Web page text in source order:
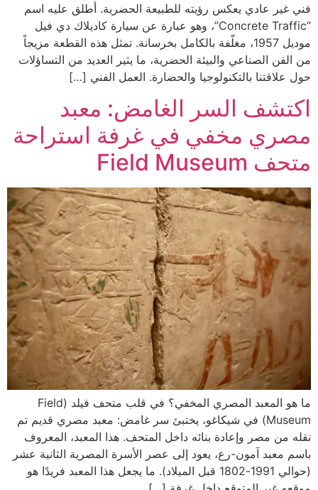
فني غير عادي يعكس رؤيته للطبيعة الحضرية. أطلق عليه اسم
“Concrete Traffic”، وهو عبارة عن سيارة كاديلاك دي فيل
موديل 1957، مغلّفة بالكامل بخرسانة. تمثل هذه القطعة مزيجاً
من الفن الصناعي والبيئة الحضرية، ما يثير العديد من التساؤلات
حول علاقتنا بالتكنولوجيا والحضارة. العمل الفني […]
اكتشف السر الغامض: معبد
مصري مخفي في غرفة استراحة
متحف Field Museum
ما هو المعبد المصري المخفي؟ في قلب متحف فيلد (Field
Museum) في شيكاغو، يختبئ سر غامض: معبد مصري قديم تم
نقله من مصر وإعادة بنائه داخل المتحف. هذا المعبد، المعروف
باسم معبد آمون-رع، يعود إلى عصر الأسرة المصرية الثانية عشر
(حوالي 1991-1802 قبل الميلاد). ما يجعل هذا المعبد فريدًا هو